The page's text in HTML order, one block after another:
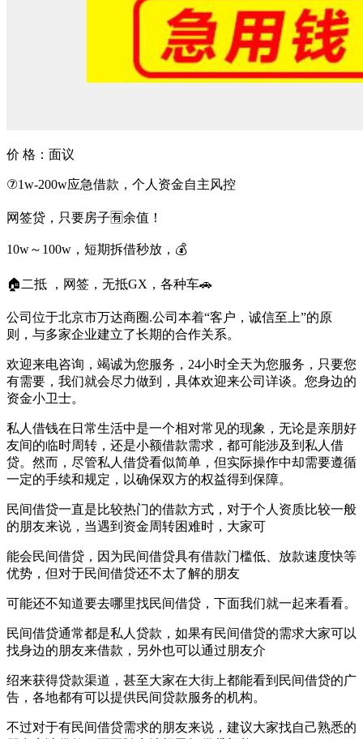
价 格： 面议
⑦1w-200w应急借款，个人资金自主风控
网签贷，只要房子🈶️余值！
10w～100w，短期拆借秒放，💰
🏠二抵 ，网签，无抵GX，各种车🚗
公司位于北京市万达商圈.公司本着“客户，诚信至上”的原
则，与多家企业建立了长期的合作关系。
欢迎来电咨询，竭诚为您服务，24小时全天为您服务，只要您
有需要，我们就会尽力做到，具体欢迎来公司详谈。您身边的
资金小卫士。
私人借钱在日常生活中是一个相对常见的现象，无论是亲朋好
友间的临时周转，还是小额借款需求，都可能涉及到私人借
贷。然而，尽管私人借贷看似简单，但实际操作中却需要遵循
一定的手续和规定，以确保双方的权益得到保障。
民间借贷一直是比较热门的借款方式，对于个人资质比较一般
的朋友来说，当遇到资金周转困难时，大家可
能会民间借贷，因为民间借贷具有借款门槛低、放款速度快等
优势，但对于民间借贷还不太了解的朋友
可能还不知道要去哪里找民间借贷，下面我们就一起来看看。
民间借贷通常都是私人贷款，如果有民间借贷的需求大家可以
找身边的朋友来借款，另外也可以通过朋友介
绍来获得贷款渠道，甚至大家在大街上都能看到民间借贷的广
告，各地都有可以提供民间贷款服务的机构。
不过对于有民间借贷需求的朋友来说，建议大家找自己熟悉的